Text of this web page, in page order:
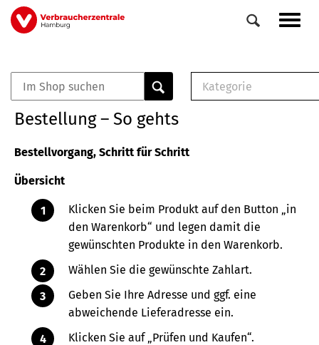
Direkt
zum
Veranstaltungen
0
Elemente
Kategorie
Buch
Bestellung – So gehts
Bestellvorgang, Schritt für Schritt
Übersicht
Klicken Sie beim Produkt auf den Button „in
den Warenkorb“ und legen damit die
gewünschten Produkte in den Warenkorb.
Wählen Sie die gewünschte Zahlart.
Geben Sie Ihre Adresse und ggf. eine
abweichende Lieferadresse ein.
Klicken Sie auf „Prüfen und Kaufen“.